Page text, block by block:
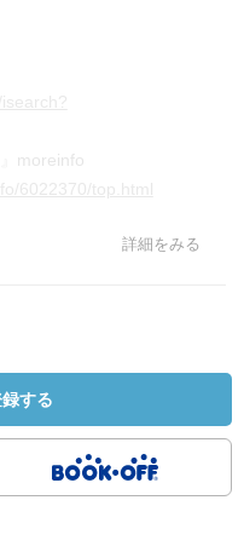
moreinfo
詳細をみる
する